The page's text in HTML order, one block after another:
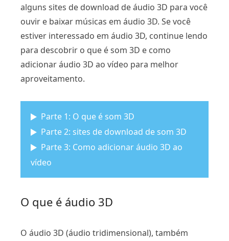
alguns sites de download de áudio 3D para você
ouvir e baixar músicas em áudio 3D. Se você
estiver interessado em áudio 3D, continue lendo
para descobrir o que é som 3D e como
adicionar áudio 3D ao vídeo para melhor
aproveitamento.
Parte 1: O que é som 3D
Parte 2: sites de download de som 3D
Parte 3: Como adicionar áudio 3D ao
vídeo
O que é áudio 3D
O áudio 3D (áudio tridimensional), também